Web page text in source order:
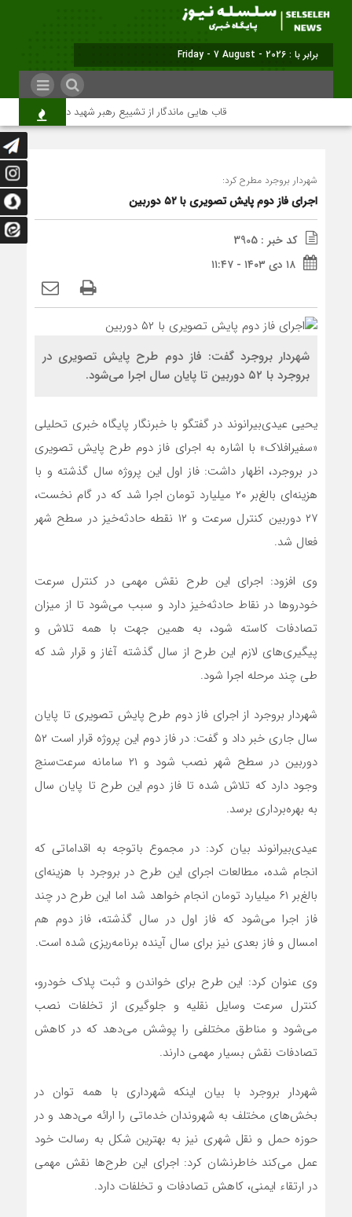
برابر با : Friday - 7 August - 2026
قاب هایی ماندگار از تشییع رهبر شهید در تهران
شهردار بروجرد مطرح کرد:
اجرای فاز دوم پایش تصویری با ۵۲ دوربین
کد خبر : 3905
۱۸ دی ۱۴۰۳ - ۱۱:۴۷
شهردار بروجرد گفت: فاز دوم طرح پایش تصویری در
بروجرد با ۵۲ دوربین تا پایان سال اجرا می‌شود.
یحیی عیدی‌‌بیرانوند در گفتگو با خبرنگار پایگاه خبری تحلیلی
«سفیرافلاک» با اشاره به اجرای فاز دوم طرح پایش تصویری
در بروجرد، اظهار داشت: فاز اول این پروژه سال گذشته و با
هزینه‌ای بالغ‌بر ۲۰ میلیارد تومان اجرا شد که در گام نخست،
۲۷ دوربین کنترل سرعت و ۱۲ نقطه حادثه‌خیز در سطح شهر
فعال شد.
وی افزود: اجرای این طرح نقش مهمی در کنترل سرعت
خودروها در نقاط حادثه‌خیز دارد و سبب می‌شود تا از میزان
تصادفات کاسته شود، به همین جهت با همه تلاش و
پیگیری‌های لازم این طرح از سال گذشته آغاز و قرار شد که
طی چند مرحله اجرا شود.
شهردار بروجرد از اجرای فاز دوم طرح پایش تصویری تا پایان
سال جاری خبر داد و گفت: در فاز دوم این پروژه قرار است ۵۲
دوربین در سطح شهر نصب ‌شود و ۲۱ سامانه سرعت‌سنج
وجود دارد که تلاش شده تا فاز دوم این طرح تا پایان سال
به بهره‌برداری برسد.
عیدی‌بیرانوند بیان کرد: در مجموع باتوجه به اقداماتی که
انجام شده، مطالعات اجرای این طرح در بروجرد با هزینه‌ای
بالغ‌بر ۶۱ میلیارد تومان انجام خواهد شد اما این طرح در چند
فاز اجرا می‌شود که فاز اول در سال گذشته، فاز دوم هم
امسال و فاز بعدی نیز برای سال آینده برنامه‌ریزی شده است.
وی عنوان کرد: این طرح برای خواندن و ثبت پلاک خودرو،
کنترل سرعت وسایل نقلیه و جلوگیری از تخلفات نصب
می‌شود و مناطق مختلفی را پوشش می‌دهد که در کاهش
تصادفات نقش بسیار مهمی دارند.
شهردار بروجرد با بیان اینکه شهرداری با همه توان در
بخش‌های مختلف به شهروندان خدماتی را ارائه می‌دهد و در
حوزه حمل و نقل شهری نیز به بهترین شکل به رسالت خود
عمل می‌کند خاطرنشان کرد: اجرای این طرح‌ها نقش مهمی
در ارتقاء ایمنی، کاهش تصادفات و تخلفات دارد.